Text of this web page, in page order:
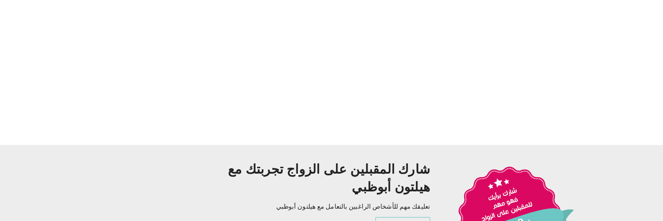
شارك المقبلين على الزواج تجربتك مع
هيلتون أبوظبي
تعليقك مهم للأشخاص الراغبين بالتعامل مع هيلتون أبوظبي